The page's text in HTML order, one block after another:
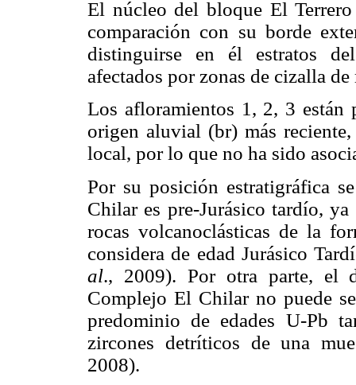
El núcleo del bloque El
comparación con su borde
distinguirse en él estratos
afectados por zonas de cizalla de
Los afloramientos 1, 2, 3 están
origen aluvial (br) más
local, por lo que no ha sido
Por su posición estratigráfica
Chilar es pre-Jurásico tardío,
rocas volcanoclásticas de la
considera de edad Jurásico
al., 2009). Por otra parte, el
Complejo El Chilar no puede
predominio de edades U-Pb
zircones detríticos de una
2008).